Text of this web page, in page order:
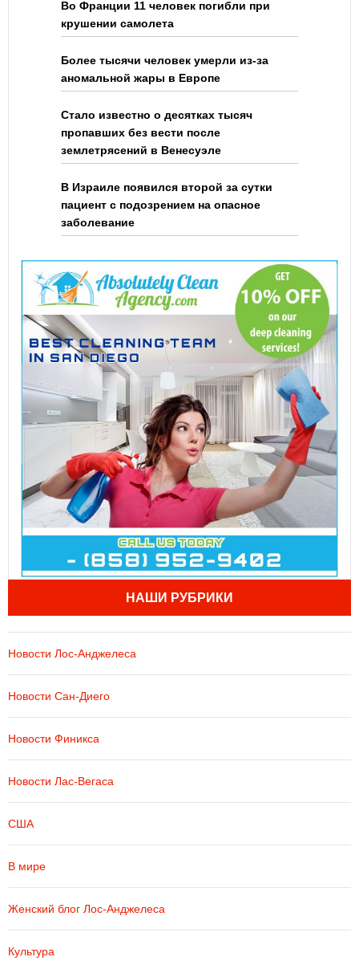
Во Франции 11 человек погибли при
крушении самолета
Более тысячи человек умерли из-за
аномальной жары в Европе
Стало известно о десятках тысяч
пропавших без вести после
землетрясений в Венесуэле
В Израиле появился второй за сутки
пациент с подозрением на опасное
заболевание
НАШИ РУБРИКИ
Новости Лос-Анджелеса
Новости Сан-Диего
Новости Финикса
Новости Лас-Вегаса
США
В мире
Женский блог Лос-Анджелеса
Культура